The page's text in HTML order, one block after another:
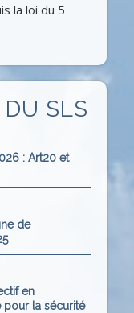
la loi du 5
SLS
: Art20 et
de
en
pour la sécurité